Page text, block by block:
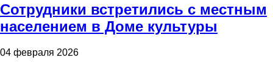
Сотрудники встретились с местным
населением в Доме культуры
04 февраля 2026